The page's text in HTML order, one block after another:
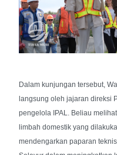
Dalam kunjungan tersebut,
langsung oleh jajaran direksi
pengelola IPAL. Beliau
limbah domestik yang
mendengarkan paparan